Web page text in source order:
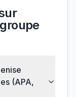
(APA,